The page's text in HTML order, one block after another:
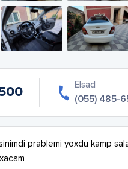
Elsad
(055) 485-
prablemi yoxdu kamp